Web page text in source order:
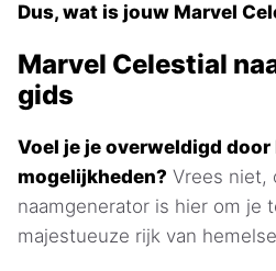
Dus, wat is jouw Marvel
Marvel Celestial
gids
Voel je je overweldigd
mogelijkheden? Vrees niet,
naamgenerator is hier om je
majestueuze rijk van